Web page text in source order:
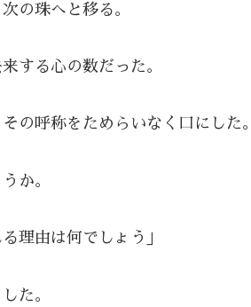
の珠へと移る。
する心の数だった。
の呼称をためらいなく口にした。
か。
理由は何でしょう」
た。